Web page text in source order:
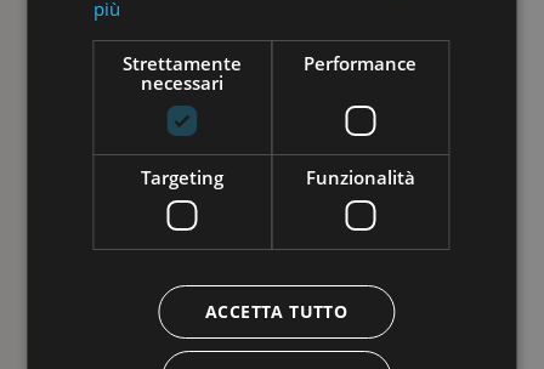
più
Strettamente
necessari
Performance
Targeting Funzionalità
ACCETTA TUTTO